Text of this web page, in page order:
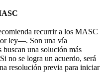
recurrir a los MASC
ley—. Son una vía
buscan una solución más
no se logra un acuerdo, será
resolución previa para iniciar